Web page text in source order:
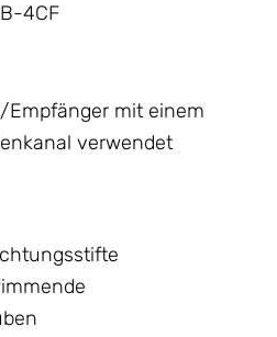
4CF
Empfänger mit einem
verwendet